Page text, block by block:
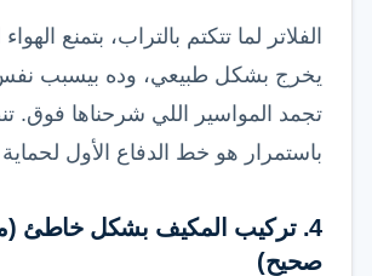
الفلاتر لما تتكتم بالتراب، بتمنع الهواء
يخرج بشكل طبيعي، وده بيسبب
تجمد المواسير اللي شرحناها فوق.
باستمرار هو خط الدفاع الأول
4. تركيب المكيف بشكل خاطئ
صحيح)